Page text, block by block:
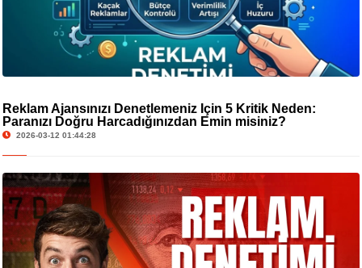
Reklam Ajansınızı Denetlemeniz İçin 5 Kritik Neden:
Paranızı Doğru Harcadığınızdan Emin misiniz?
2026-03-12 01:44:28